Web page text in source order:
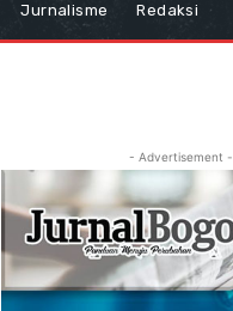
Jurnalisme Redaksi
- Advertisement -